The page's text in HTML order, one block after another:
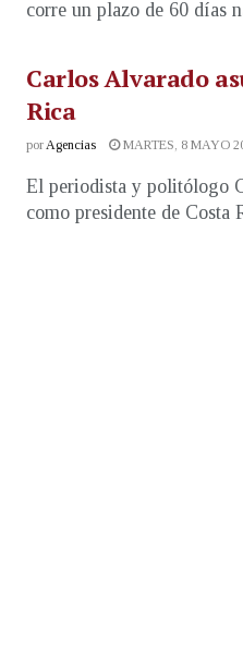
corre un plazo de 60 días
Carlos Alvarado
Rica
porAgencias MARTES, 8 MAYO
El periodista y politólogo
como presidente de Costa